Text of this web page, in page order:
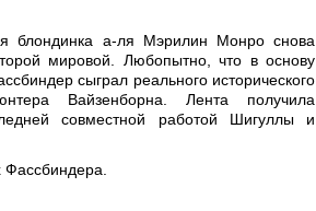
блондинка а-ля Мэрилин Монро снова
мировой. Любопытно, что в основу
сыграл реального исторического
Вайзенборна. Лента получила
совместной работой Шигуллы и